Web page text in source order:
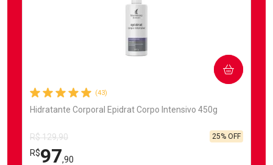
(43)
Hidratante Corporal Epidrat Corpo Intensivo 450g
R$ 129,90
R$97,90
25% OFF
COMPRAR